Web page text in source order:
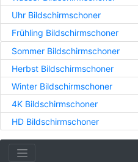
Uhr Bildschirmschoner
Frühling Bildschirmschoner
Sommer Bildschirmschoner
Herbst Bildschirmschoner
Winter Bildschirmschoner
4K Bildschirmschoner
HD Bildschirmschoner